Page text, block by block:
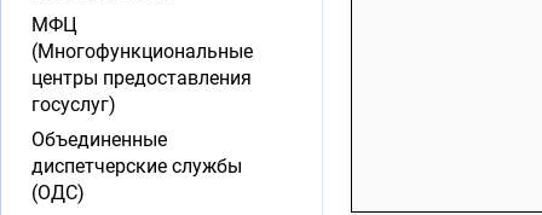
МФЦ
(Многофункциональные
центры предоставления
госуслуг)
Объединенные
диспетчерские службы
(ОДС)